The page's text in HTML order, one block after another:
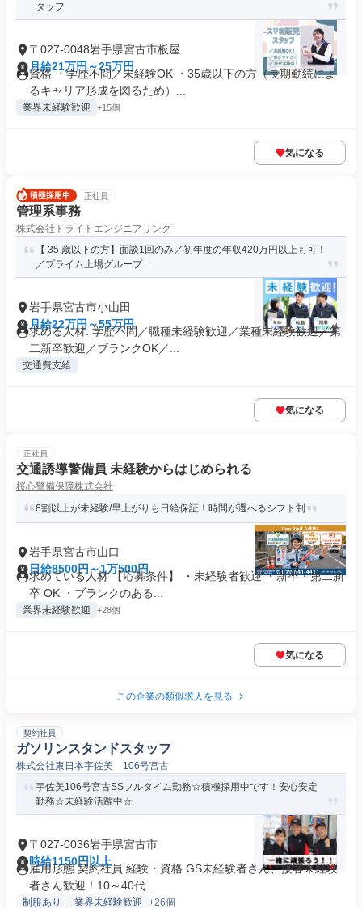
タッフ
〒027-0048岩手県宮古市板屋
月給21万円～25万円
資格 ・学歴不問／未経験OK ・35歳以下の方（長期勤続によ
るキャリア形成を図るため）...
業界未経験歓迎 +15個
気になる
正社員
管理系事務
株式会社トライトエンジニアリング
【 35 歳以下の方】面談1回のみ／初年度の年収420万円以上も可！
／プライム上場グループ...
岩手県宮古市小山田
月給22万円～55万円
求める人材: 学歴不問／職種未経験歓迎／業種未経験歓迎／第
二新卒歓迎／ブランクOK／...
交通費支給
気になる
正社員
交通誘導警備員 未経験からはじめられる
桜心警備保障株式会社
8割以上が未経験/早上がりも日給保証！時間が選べるシフト制
岩手県宮古市山口
日給8500円～1万500円
求めている人材 【応募条件】 ・未経験者歓迎 ・新卒・第二新
卒 OK ・ブランクのある...
業界未経験歓迎 +28個
気になる
この企業の類似求人を見る
契約社員
ガソリンスタンドスタッフ
株式会社東日本宇佐美 106号宮古
宇佐美106号宮古SSフルタイム勤務☆積極採用中です！安心安定
勤務☆未経験活躍中☆
〒027-0036岩手県宮古市
時給1150円以上
雇用形態 契約社員 経験・資格 GS未経験者さん、接客未経験
者さん歓迎！10～40代...
制服あり 業界未経験歓迎 +26個